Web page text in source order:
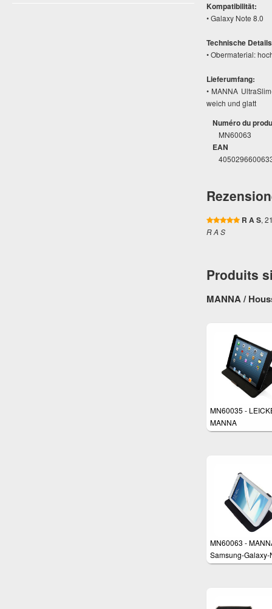
Kompatibilität:
• Galaxy Note 8.0
Technische
• Obermaterial:
Lieferumfang:
• MANNA
weich und glatt
Numéro du
MN60063
EAN
R A S,
R A S
Produits
MANNA /
MN60035 -
MANNA
MN60063 -
Samsung-Galaxy-
8.0-Schutzhülle